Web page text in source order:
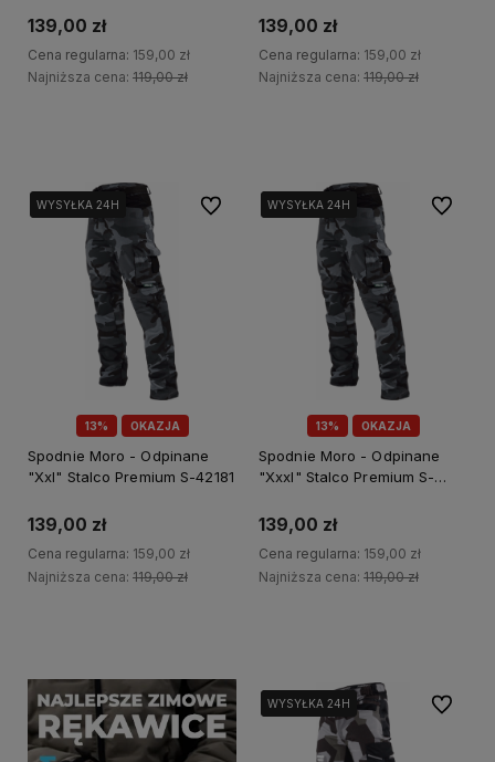
139,00 zł
Cena regularna: 159,00 zł
Najniższa cena: 119,00 zł
139,00 zł
Cena regularna: 159,00 zł
Najniższa cena: 119,00 zł
13% OKAZJA
WYSYŁKA 24H
WYSYŁKA 24H
Spodnie Moro - Odpinane
"Xxl" Stalco Premium S-42181
139,00 zł
Cena regularna: 159,00 zł
Najniższa cena: 119,00 zł
Do ulubionych
13% OKAZJA
WYSYŁKA 24H
WYSYŁKA 24H
Spodnie Moro - Odpinane
"Xxxl" Stalco Premium S-
139,00 zł
Cena regularna: 159,00 zł
Najniższa cena: 119,00 zł
Do
WYSYŁKA 24H
WYSYŁKA 24H Do